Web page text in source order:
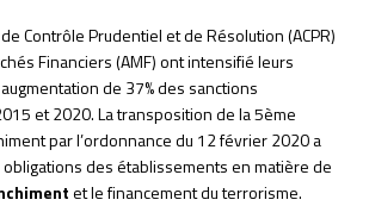
Contrôle Prudentiel et de Résolution (ACPR)
Financiers (AMF) ont intensifié leurs
de 37% des sanctions
et 2020. La transposition de la 5ème
par l’ordonnance du 12 février 2020 a
des établissements en matière de
et le financement du terrorisme.